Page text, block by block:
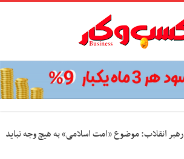
رهبر انقلاب: موضوع «امت اسلامی» به هیچ وجه نباید